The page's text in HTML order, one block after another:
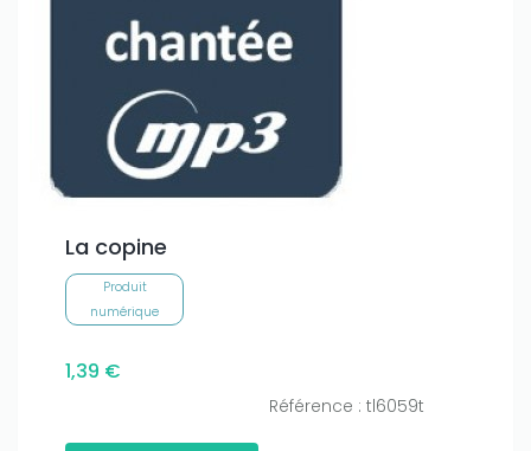
La copine
Produit
numérique
1,39 €
Référence : tl6059t